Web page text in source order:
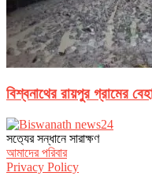
বিশ্বনাথের রায়পুর গ্রামের
সত‌্যের সন্ধানে সারাক্ষণ
আমাদের পরিবার
Privacy Policy